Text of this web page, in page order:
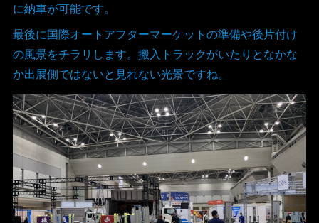
に納車が可能です。
最後に国際オートアフターマーケットの準備や後片付け
の風景をチラリします。搬入トラックがいたりとなかな
か出展側ではないと見れない光景ですね。